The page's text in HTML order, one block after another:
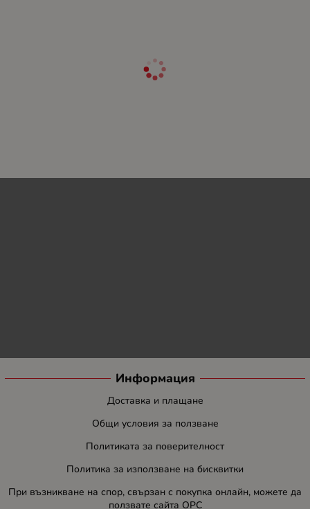
Информация
Доставка и плащане
Общи условия за ползване
Политиката за поверителност
Политика за използване на бисквитки
При възникване на спор, свързан с покупка онлайн, можете да
ползвате сайта ОРС